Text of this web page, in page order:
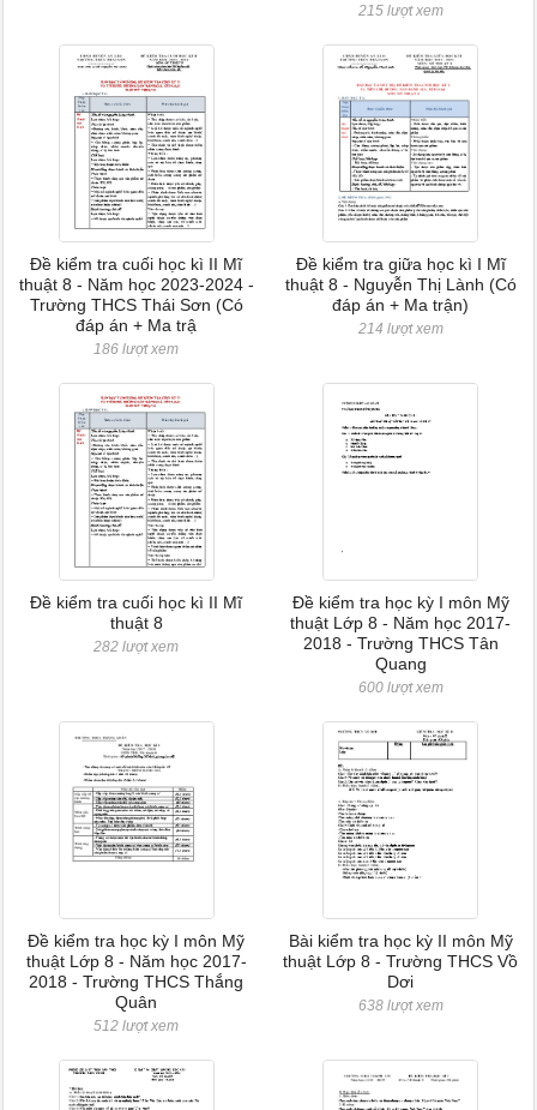
215 lượt xem
Đề kiểm tra cuối học kì II Mĩ
thuật 8 - Năm học 2023-2024 -
Trường THCS Thái Sơn (Có
đáp án + Ma trậ
186 lượt xem
Đề kiểm tra giữa học kì I Mĩ
thuật 8 - Nguyễn Thị Lành (Có
đáp án + Ma trận)
214 lượt xem
Đề kiểm tra cuối học kì II Mĩ
thuật 8
282 lượt xem
Đề kiểm tra học kỳ I môn Mỹ
thuật Lớp 8 - Năm học 2017-
2018 - Trường THCS Tân
Quang
600 lượt xem
Đề kiểm tra học kỳ I môn Mỹ
thuật Lớp 8 - Năm học 2017-
2018 - Trường THCS Thắng
Quân
512 lượt xem
Bài kiểm tra học kỳ II môn Mỹ
thuật Lớp 8 - Trường THCS Vồ
Dơi
638 lượt xem